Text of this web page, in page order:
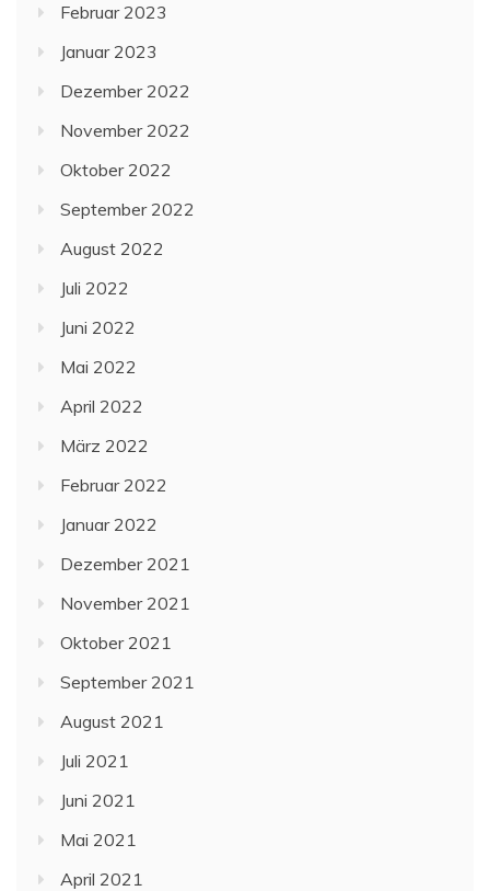
Februar 2023
Januar 2023
Dezember 2022
November 2022
Oktober 2022
September 2022
August 2022
Juli 2022
Juni 2022
Mai 2022
April 2022
März 2022
Februar 2022
Januar 2022
Dezember 2021
November 2021
Oktober 2021
September 2021
August 2021
Juli 2021
Juni 2021
Mai 2021
April 2021